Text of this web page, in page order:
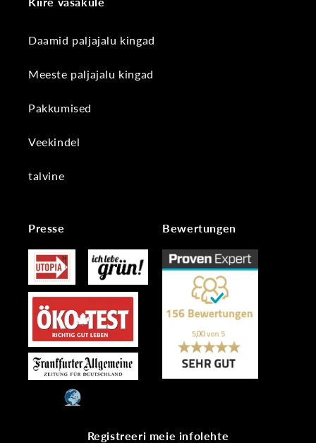
Daamid paljajalu kingad
Meeste paljajalu kingad
Pakkumised
Veekindel
talvine
Presse Bewertungen
Registreeri meie infolehte